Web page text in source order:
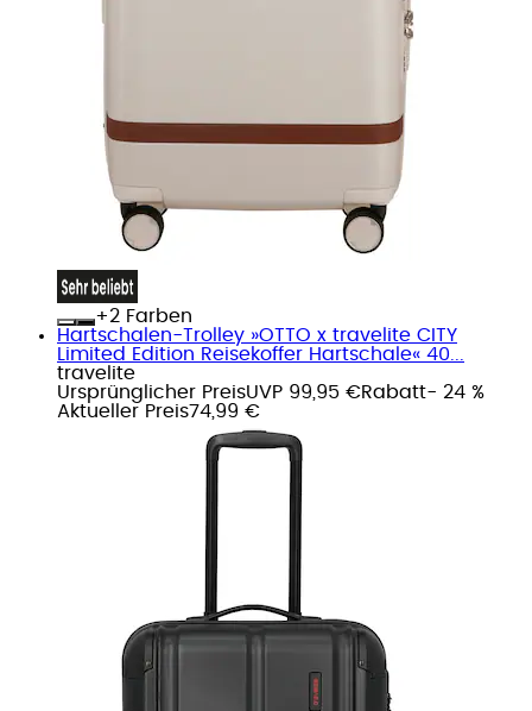
+
Farben
Hartschalen-Trolley »OTTO x travelite CITY
Limited Edition Reisekoffer Hartschale« 40...
travelite
Ursprünglicher PreisUVP 99,95 €Rabatt- 24 %
Aktueller Preis74,99 €